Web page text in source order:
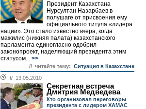
Президент Казахстана
Нурсултан Назарбаев в
полушаге от присвоения ему
официального титула «лидера
нации». Это стало известно вчера, когда
мажилис (нижняя палата) казахстанского
парламента единогласно одобрил
законопроект, наделяющий президента этим
статусом... >>
// читайте тему: Ситуация в Казахстане
// 13.05.2010
Секретная встреча
Дмитрия Медведева
Кто организовал переговоры
президента с лидером ХАМАС